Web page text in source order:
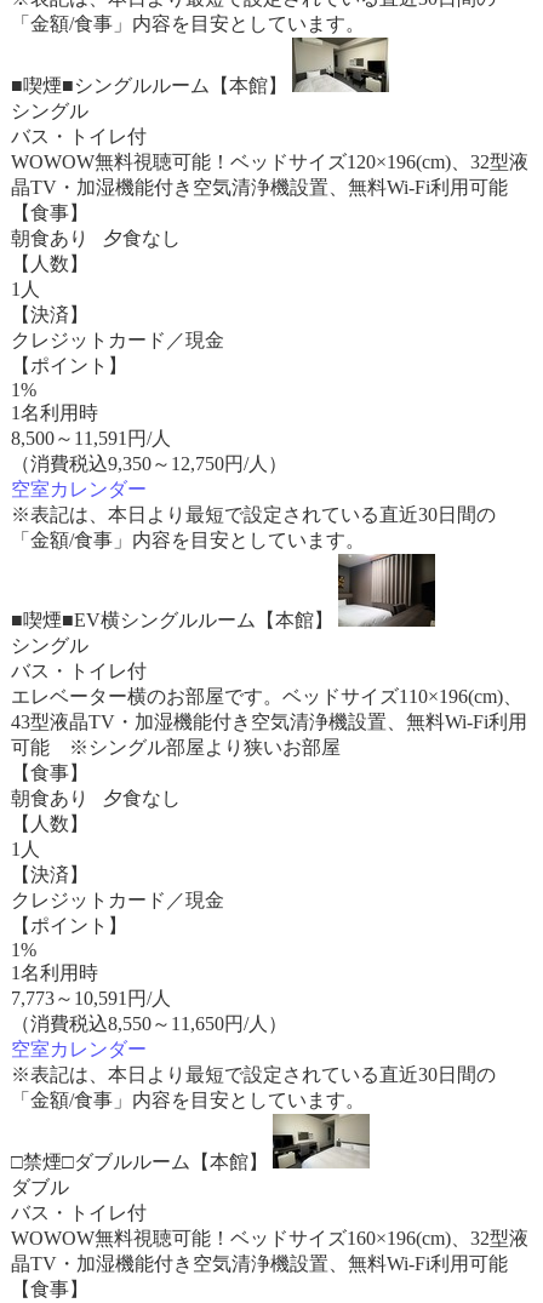
「金額/食事」内容を目安としています。
■喫煙■シングルルーム【本館】
シングル
バス・トイレ付
WOWOW無料視聴可能！ベッドサイズ120×196(cm)、32型液
晶TV・加湿機能付き空気清浄機設置、無料Wi-Fi利用可能
【食事】
朝食あり 夕食なし
【人数】
1人
【決済】
クレジットカード／現金
【ポイント】
1%
1名利用時
8,500～ 11,591 円/人
（消費税込9,350～12,750円/人）
空室カレンダー
※表記は、本日より最短で設定されている直近30日間の
「金額/食事」内容を目安としています。
■喫煙■EV横シングルルーム【本館】
シングル
バス・トイレ付
エレベーター横のお部屋です。ベッドサイズ110×196(cm)、
43型液晶TV・加湿機能付き空気清浄機設置、無料Wi-Fi利用
可能 ※シングル部屋より狭いお部屋
【食事】
朝食あり 夕食なし
【人数】
1人
【決済】
クレジットカード／現金
【ポイント】
1%
1名利用時
7,773～ 10,591 円/人
（消費税込8,550～11,650円/人）
空室カレンダー
※表記は、本日より最短で設定されている直近30日間の
「金額/食事」内容を目安としています。
□禁煙□ダブルルーム【本館】
ダブル
バス・トイレ付
WOWOW無料視聴可能！ベッドサイズ160×196(cm)、32型液
晶TV・加湿機能付き空気清浄機設置、無料Wi-Fi利用可能
【食事】